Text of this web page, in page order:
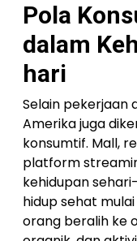
Pola
dalam
hari
Selain pekerjaan
Amerika juga
konsumtif. Mall,
platform
kehidupan
hidup sehat
orang beralih ke